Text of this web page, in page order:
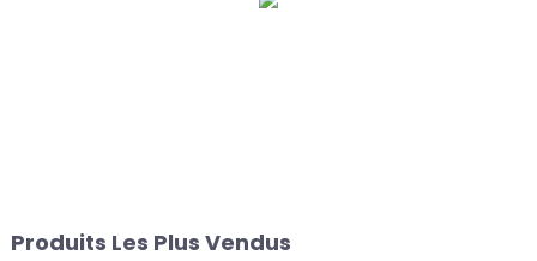
Produits Les Plus Vendus